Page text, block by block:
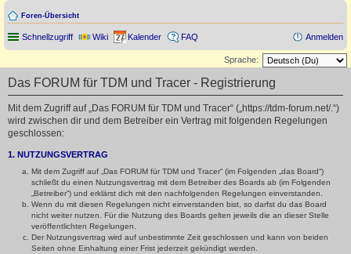
Foren-Übersicht
Schnellzugriff Wiki Kalender FAQ Anmelden
Sprache:
Das FORUM für TDM und Tracer - Registrierung
Mit dem Zugriff auf „Das FORUM für TDM und Tracer“ („https://tdm-forum.net/.“)
wird zwischen dir und dem Betreiber ein Vertrag mit folgenden Regelungen
geschlossen:
1. NUTZUNGSVERTRAG
Mit dem Zugriff auf „Das FORUM für TDM und Tracer“ (im Folgenden „das Board“)
schließt du einen Nutzungsvertrag mit dem Betreiber des Boards ab (im Folgenden
„Betreiber“) und erklärst dich mit den nachfolgenden Regelungen einverstanden.
Wenn du mit diesen Regelungen nicht einverstanden bist, so darfst du das Board
nicht weiter nutzen. Für die Nutzung des Boards gelten jeweils die an dieser Stelle
veröffentlichten Regelungen.
Der Nutzungsvertrag wird auf unbestimmte Zeit geschlossen und kann von beiden
Seiten ohne Einhaltung einer Frist jederzeit gekündigt werden.